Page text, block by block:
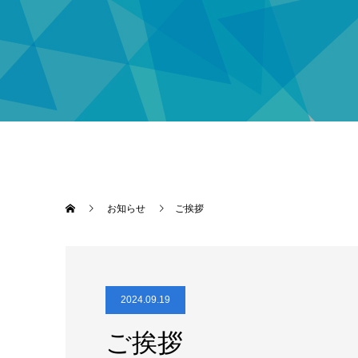
お知らせ ご挨拶
2024.09.19
ご挨拶